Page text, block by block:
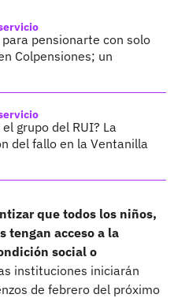
para pensionarte con solo
Colpensiones; un
grupo del RUI? La
del fallo en la Ventanilla
que todos los niños,
tengan acceso a la
social o
instituciones iniciarán
de febrero del próximo